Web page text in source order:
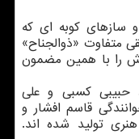
سازهای کوبه ای که
متفاوت «ذوالجناح»
را با همین مضمون
حبیبی کسبی و علی
قاسم افشار و
تولید شده اند.